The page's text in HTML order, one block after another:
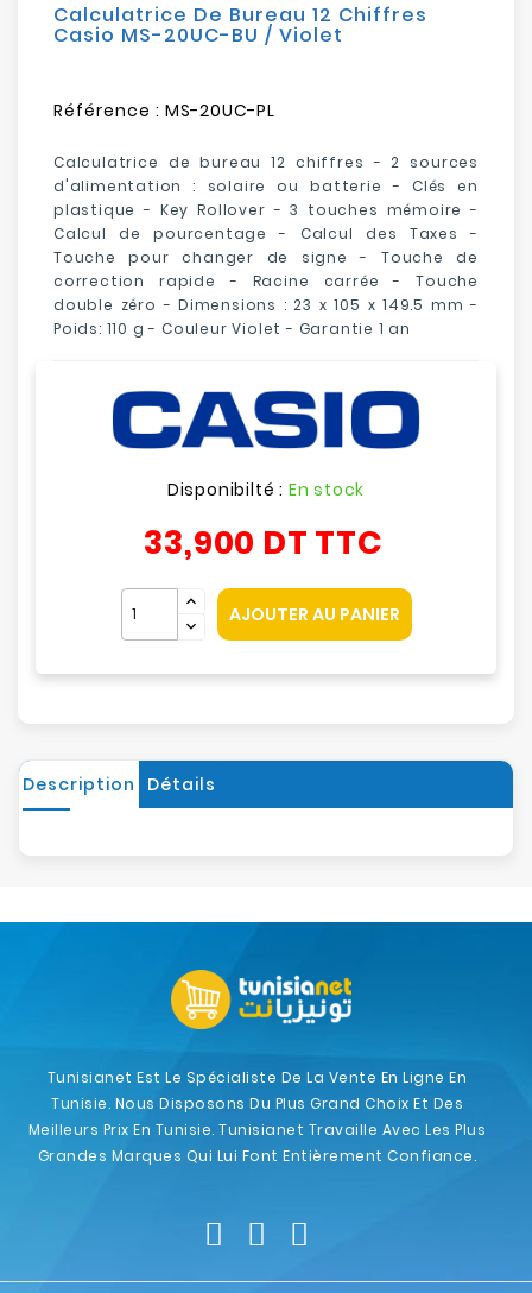
Calculatrice De Bureau 12 Chiffres
Casio MS-20UC-BU / Violet
Référence : MS-20UC-PL
Calculatrice de bureau 12 chiffres - 2 sources
d'alimentation : solaire ou batterie - Clés en
plastique - Key Rollover - 3 touches mémoire -
Calcul de pourcentage - Calcul des Taxes -
Touche pour changer de signe - Touche de
correction rapide - Racine carrée - Touche
double zéro - Dimensions : 23 x 105 x 149.5 mm -
Poids: 110 g - Couleur Violet - Garantie 1 an
Disponibilté : En stock
33,900 DT TTC
AJOUTER AU PANIER
Description Détails
Tunisianet Est Le Spécialiste De La Vente En Ligne En
Tunisie. Nous Disposons Du Plus Grand Choix Et Des
Meilleurs Prix En Tunisie. Tunisianet Travaille Avec Les Plus
Grandes Marques Qui Lui Font Entièrement Confiance.